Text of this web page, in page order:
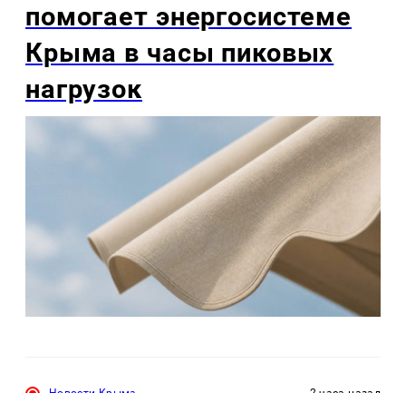
помогает энергосистеме
Крыма в часы пиковых
нагрузок